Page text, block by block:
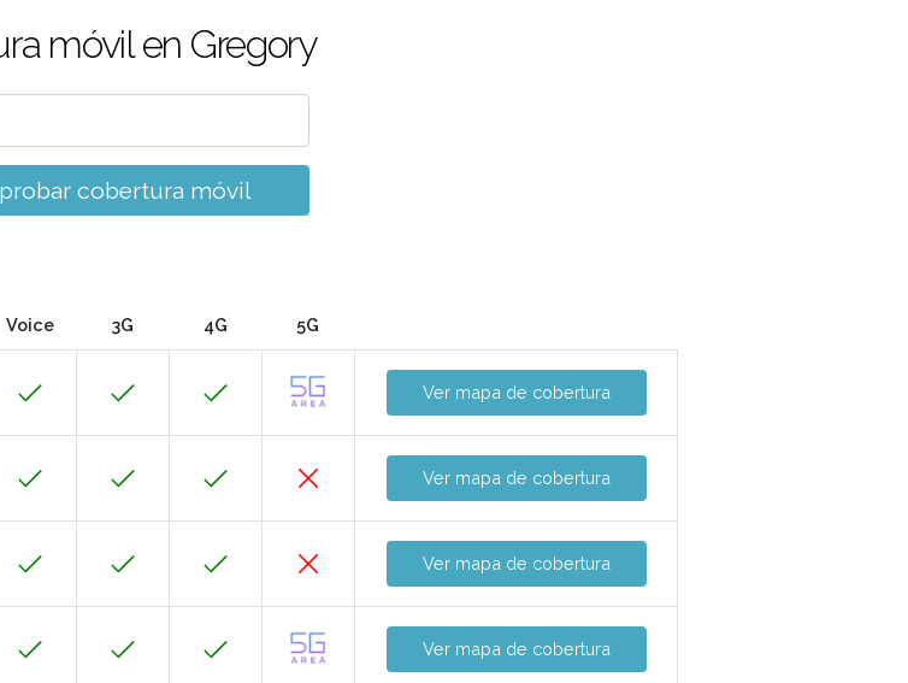
móvil en Gregory
cobertura móvil
Voice 3G 4G 5G
Ver mapa de cobertura
Ver mapa de cobertura
Ver mapa de cobertura
Ver mapa de cobertura